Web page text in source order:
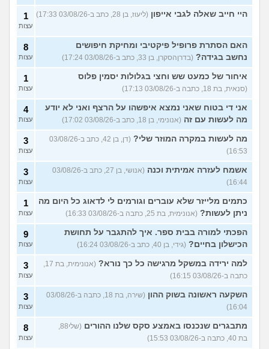
היי חייב שאלה לגבי אייפון (ליעוז, בן 28, כתב ב-03/08/26 17:33) 1
עצות
האם הסתרת פרופיל פיקטיבי ומחיקת חיפושים
נחשב בגידה? (בדרןהסקרן, בן 33, כתב ב-03/08/26 17:24)
8
עצות
איחור של כמעט שש וחצי בגלולות יסמין פלוס
(סנאית, בת 18, כתבה ב-03/08/26 17:13)
1
עצות
אני די בטוח שאני נמצא איפשהו על הרצף ואני לא יודע
מה לעשות עם זה (אנונימי, בן 18, כתב ב-03/08/26 17:02)
4
עצות
מה לעשות במקרה המוזר שלי?
(דן, בן 42, כתב ב-03/08/26
16:53)
3
עצות
אשמח לעזרה אמיתית וכנה
(אנושי, בן 27, כתב ב-03/08/26
16:44)
3
עצות
כתמים מלייזר שלא עוברים וגורמים לי לדאוג כל היום מה
ניתן לעשות? (אנונימית, בת 25, כתבה ב-03/08/26 16:33)
1
עצות
הפכתי למורה בבית ספר. איך להתגבר על תחושת
הכישלון בחיים? (גידי, בן 40, כתב ב-03/08/26 16:24)
9
עצות
למה ירידה במשקל מרגישה כל כך נורא?
(אנונימית, בת 17,
כתבה ב-03/08/26 16:15)
3
עצות
השקעה ראשונה בשוק ההון
(שירה, בת 18, כתבה ב-03/08/26
16:04)
3
עצות
מתבגרים שנכנסו באמצע סקס שלנו ההורים
(שלי88,
בת 40, כתבה ב-03/08/26 15:53)
8
עצות